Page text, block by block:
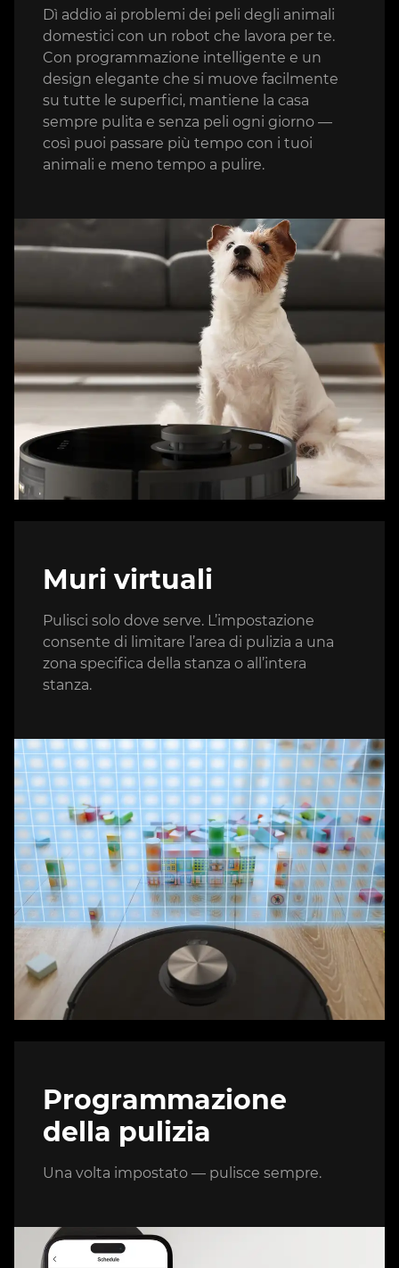
Dì addio ai problemi dei peli degli animali
domestici con un robot che lavora per te.
Con programmazione intelligente e un
design elegante che si muove facilmente
su tutte le superfici, mantiene la casa
sempre pulita e senza peli ogni giorno —
così puoi passare più tempo con i tuoi
animali e meno tempo a pulire.
Muri virtuali
Pulisci solo dove serve. L’impostazione
consente di limitare l’area di pulizia a una
zona specifica della stanza o all’intera
stanza.
Programmazione
della pulizia
Una volta impostato — pulisce sempre.